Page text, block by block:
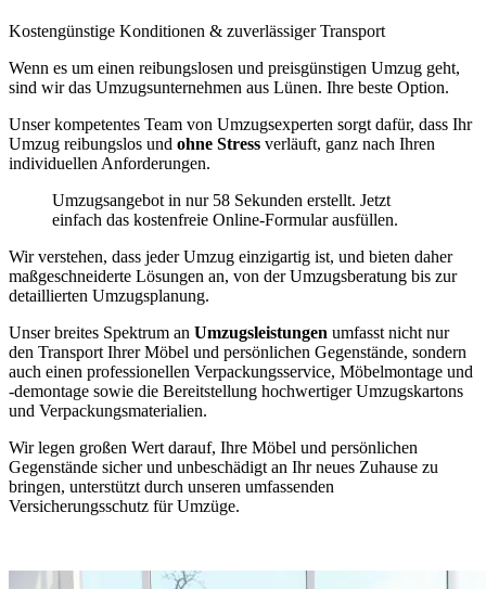
Kostengünstige Konditionen & zuverlässiger Transport
Wenn es um einen reibungslosen und preisgünstigen Umzug geht,
sind wir das Umzugsunternehmen aus Lünen. Ihre beste Option.
Unser kompetentes Team von Umzugsexperten sorgt dafür, dass Ihr
Umzug reibungslos und ohne Stress verläuft, ganz nach Ihren
individuellen Anforderungen.
Umzugsangebot in nur 58 Sekunden erstellt. Jetzt
einfach das kostenfreie Online-Formular ausfüllen.
Wir verstehen, dass jeder Umzug einzigartig ist, und bieten daher
maßgeschneiderte Lösungen an, von der Umzugsberatung bis zur
detaillierten Umzugsplanung.
Unser breites Spektrum an Umzugsleistungen umfasst nicht nur
den Transport Ihrer Möbel und persönlichen Gegenstände, sondern
auch einen professionellen Verpackungsservice, Möbelmontage und
-demontage sowie die Bereitstellung hochwertiger Umzugskartons
und Verpackungsmaterialien.
Wir legen großen Wert darauf, Ihre Möbel und persönlichen
Gegenstände sicher und unbeschädigt an Ihr neues Zuhause zu
bringen, unterstützt durch unseren umfassenden
Versicherungsschutz für Umzüge.